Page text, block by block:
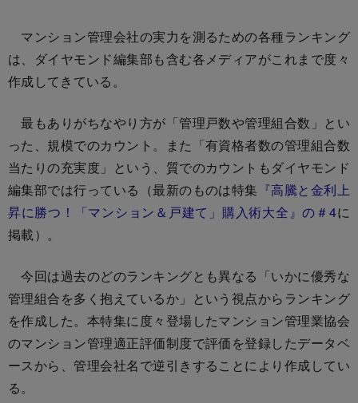
マンション管理会社の実力を測るための各種ランキング
は、ダイヤモンド編集部も含む各メディアがこれまで度々
作成してきている。
最もありがちなやり方が「管理戸数や管理組合数」とい
った、規模でのカウント。また「有資格者数の管理組合数
当たりの充実度」という、質でのカウントもダイヤモンド
編集部では行っている（最新のものは特集 『高騰と金利上
昇に勝つ！「マンション＆戸建て」購入術大全』の＃4に
掲載）。
今回は過去のどのランキングとも異なる「いかに優秀な
管理組合を多く抱えているか」という視点からランキング
を作成した。本特集に度々登場したマンション管理業協会
のマンション管理適正評価制度で評価を登録したデータベ
ースから、管理会社名で逆引きすることにより作成してい
る。